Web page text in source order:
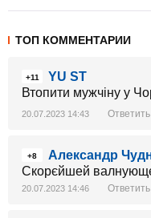
ТОП КОММЕНТАРИИ
+11
YU ST
Втопити мужчіну у
20.07.2023 14:43 Ответить
+8
Александр
Скорєйшей
20.07.2023 14:46 Ответить